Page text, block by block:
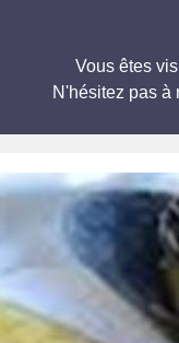
Vous êtes
N'hésitez pas à